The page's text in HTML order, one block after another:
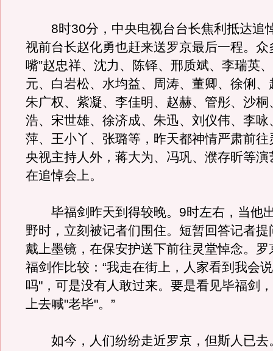
8时30分，中央电视台台长焦利抵达追
视前台长赵化勇也赶来送罗京最后一程。众
嘴”赵忠祥、沈力、陈铎、邢质斌、李瑞英
元、白岩松、水均益、周涛、董卿、徐俐、
朱广权、紫凝、李佳明、赵赫、管彤、沙桐
浩、宋世雄、徐济成、朱迅、刘仪伟、李咏
萍、王小丫、张璐等，昨天都神情严肃前往
央视主持人外，蒋大为、冯巩、濮存昕等演
在追悼会上。
毕福剑昨天到得较晚。9时左右，当他
野时，立刻被记者们围住。短暂回答记者提
戴上墨镜，在保安护送下前往灵堂悼念。罗
福剑作比较：“我走在街上，人家看到我会
吗"，可是没有人敢过来。要是看见毕福剑
上去喊"老毕"。”
如今，人们纷纷走近罗京，但斯人已去